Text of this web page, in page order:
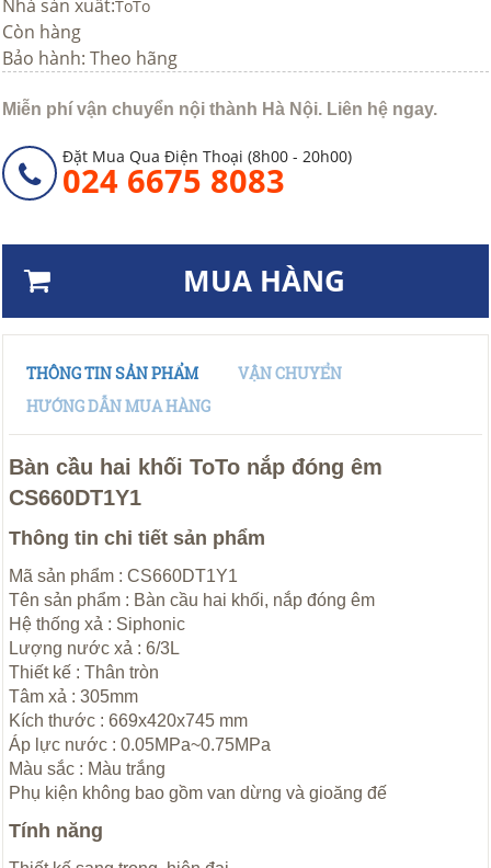
Nhà sản xuất:ToTo
Còn hàng
Bảo hành: Theo hãng
Miễn phí vận chuyển nội thành Hà Nội. Liên hệ ngay.
Đặt Mua Qua Điện Thoại (8h00 - 20h00)
024 6675 8083
MUA HÀNG
THÔNG TIN SẢN PHẨM
VẬN CHUYỂN
HƯỚNG DẪN MUA HÀNG
Bàn cầu hai khối ToTo nắp đóng êm
CS660DT1Y1
Thông tin chi tiết sản phẩm
Mã sản phẩm : CS660DT1Y1
Tên sản phẩm : Bàn cầu hai khối, nắp đóng êm
Hệ thống xả : Siphonic
Lượng nước xả : 6/3L
Thiết kế : Thân tròn
Tâm xả : 305mm
Kích thước : 669x420x745 mm
Áp lực nước : 0.05MPa~0.75MPa
Màu sắc : Màu trắng
Phụ kiện không bao gồm van dừng và gioăng đế
Tính năng